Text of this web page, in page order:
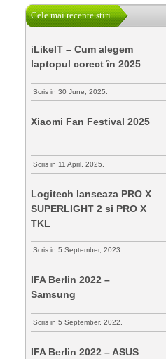
Cele mai recente stiri
iLikeIT – Cum alegem
laptopul corect în 2025
Scris in 30 June, 2025.
Xiaomi Fan Festival 2025
Scris in 11 April, 2025.
Logitech lanseaza PRO X
SUPERLIGHT 2 si PRO X
TKL
Scris in 5 September, 2023.
IFA Berlin 2022 –
Samsung
Scris in 5 September, 2022.
IFA Berlin 2022 – ASUS